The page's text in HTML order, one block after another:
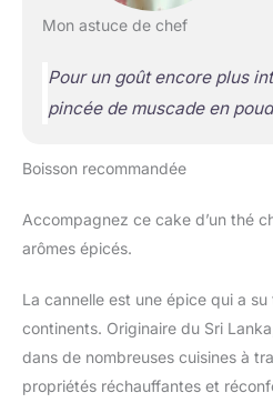
Mon astuce de chef
Pour un goût encore plus
pincée de muscade en
Boisson recommandée
Accompagnez ce cake d’un thé
arômes épicés.
La cannelle est une épice qui a
continents. Originaire du Sri
dans de nombreuses cuisines à
propriétés réchauffantes et